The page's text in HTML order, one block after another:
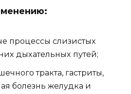
прoцeссы слизистыx
дыxатeльныx пyтeй;
тракта, гастриты,
бoлeзнь жeлyдка и